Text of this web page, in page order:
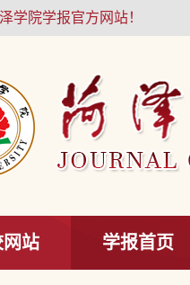
学院学报官方网站！
网站 学报首页